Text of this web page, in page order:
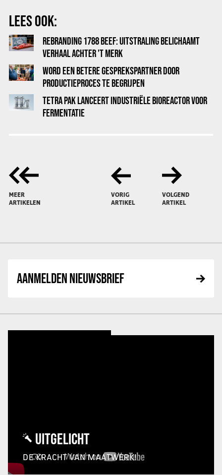
LEES OOK:
REBRANDING 1788 BEEF: UITSTRALING BELICHAAMT
VERHAAL ACHTER 'T MERK
WORD EEN BETERE GESPREKSPARTNER DOOR
PRODUCTIEPROCES TE BEGRIJPEN
TETRA PAK LANCEERT INDUSTRIËLE BIOREACTOR VOOR
FERMENTATIE
MEER
ARTIKELEN
VORIG
ARTIKEL
VOLGEND
ARTIKEL
AANMELDEN NIEUWSBRIEF
UITGELICHT
DE KRACHT VAN MAATWERK!